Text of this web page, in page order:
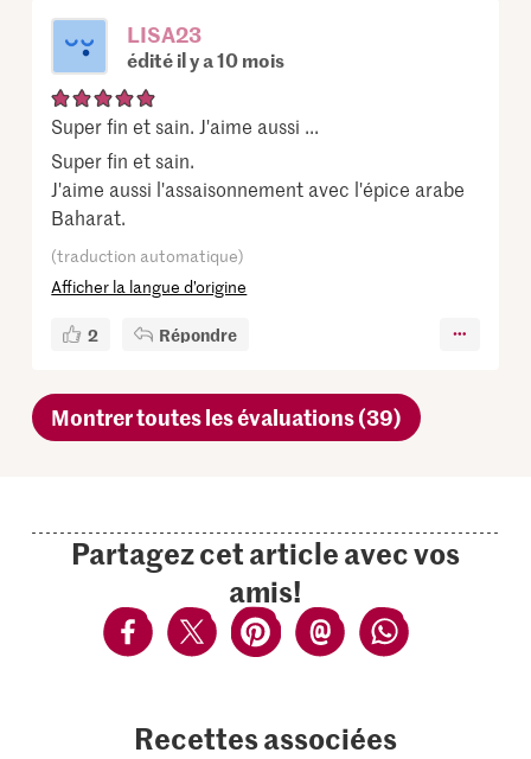
LISA23
édité il y a 10 mois
Super fin et sain. J'aime aussi ...
Super fin et sain.
J'aime aussi l'assaisonnement avec l'épice arabe
Baharat.
(traduction automatique)
Afficher la langue d’origine
2 Répondre
Montrer toutes les évaluations (39)
Partagez cet article avec vos
amis!
Recettes associées